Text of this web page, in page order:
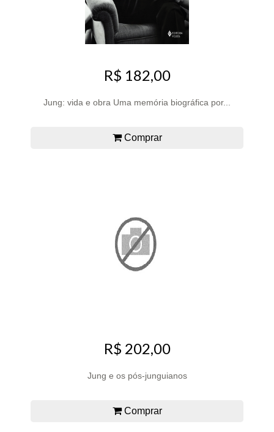
R$ 182,00
Jung: vida e obra Uma memória biográfica por...
Comprar
R$ 202,00
Jung e os pós-junguianos
Comprar